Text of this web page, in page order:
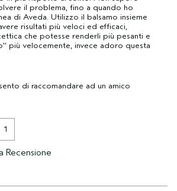
il problema, fino a quando ho
di Aveda. Utilizzo il balsamo insieme
risultati più veloci ed efficaci,
che potesse renderli più pesanti e
più velocemente, invece adoro questa
di raccomandare ad un amico
1
Recensione